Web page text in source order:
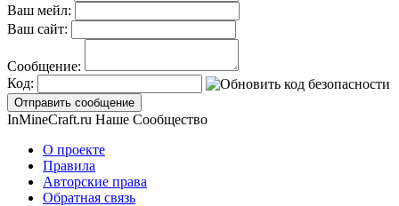
Ваш мейл:
Ваш сайт:
Сообщение:
Код:
InMineCraft.ru Наше Сообщество
О проекте
Правила
Авторские права
Обратная связь